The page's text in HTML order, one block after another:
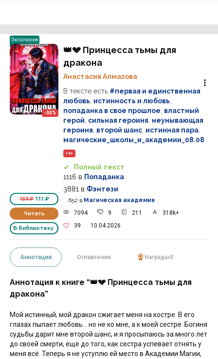
Эксклюзив
-30%
159 ₽111 ₽
Читать
В библиотеку
👑💔 Принцесса тьмы для
дракона
Анастасия Алмазова
В тексте есть #первая и единственная
любовь истинность и любовь
попаданка в свое прошлое властный
герой сильная героиня неунывающая
героиня второй шанс истинная пара
магические_школы_и_академии_08.08
16+
Полный текст
1116 в Попаданка
3881 в Фэнтези
652 в Магическая академия
7094
9 211
318k+
39
10.04.2026
Аннотация Оглавление Награды0
Аннотация к книге “👑💔 Принцесса тьмы для
дракона”
Мой истинный, мой дракон сжигает меня на костре. В его
глазах пылает любовь… но не ко мне, а к моей сестре. Богиня
судьбы дарит мне второй шанс, и я просыпаюсь за много лет
до своей смерти, ещё до того, как сестра успевает отнять у
меня всё. Теперь я не уступлю ей место в Академии Магии,